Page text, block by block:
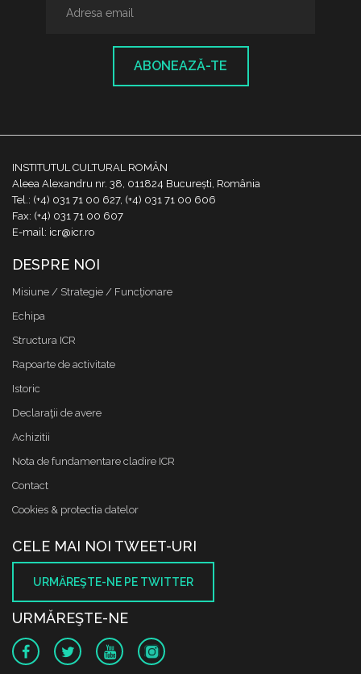
ABONEAZĂ-TE
INSTITUTUL CULTURAL ROMÂN
Aleea Alexandru nr. 38, 011824 București, România
Tel.: (+4) 031 71 00 627, (+4) 031 71 00 606
Fax: (+4) 031 71 00 607
E-mail: icr@icr.ro
DESPRE NOI
Misiune / Strategie / Funcţionare
Echipa
Structura ICR
Rapoarte de activitate
Istoric
Declaraţii de avere
Achizitii
Nota de fundamentare cladire ICR
Contact
Cookies & protectia datelor
CELE MAI NOI TWEET-URI
URMĂREŞTE-NE PE TWITTER
URMĂREŞTE-NE